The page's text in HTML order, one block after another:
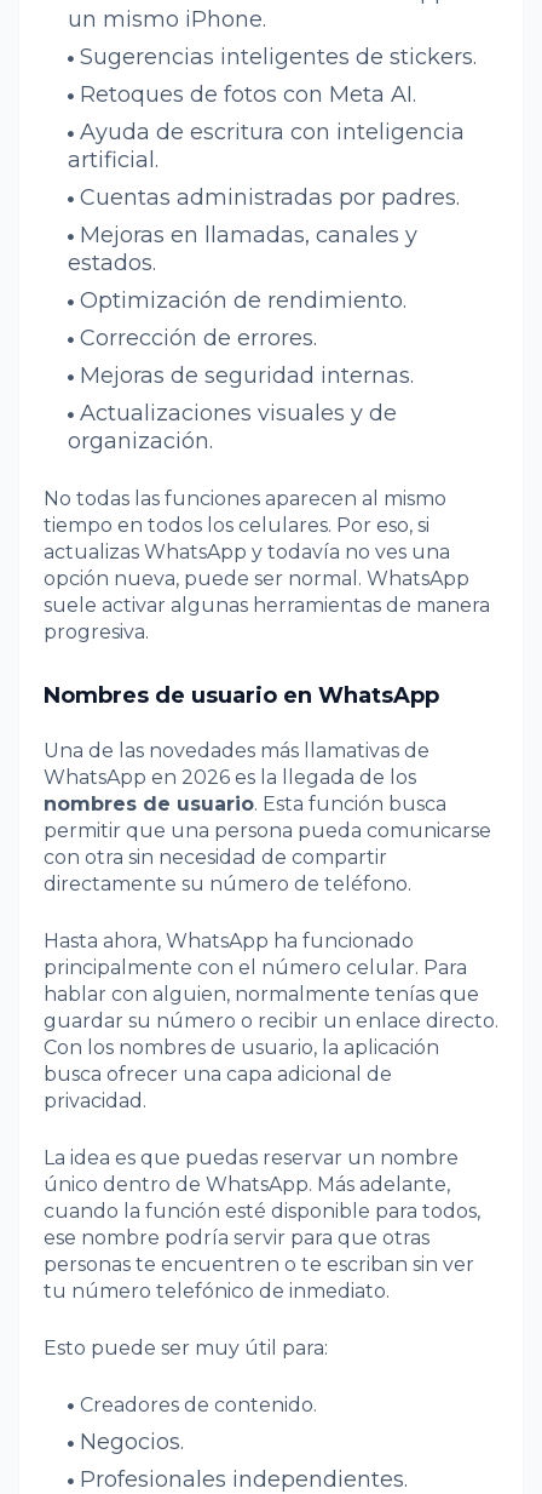
un mismo iPhone.
Sugerencias inteligentes de stickers.
Retoques de fotos con Meta AI.
Ayuda de escritura con inteligencia
artificial.
Cuentas administradas por padres.
Mejoras en llamadas, canales y
estados.
Optimización de rendimiento.
Corrección de errores.
Mejoras de seguridad internas.
Actualizaciones visuales y de
organización.
No todas las funciones aparecen al mismo
tiempo en todos los celulares. Por eso, si
actualizas WhatsApp y todavía no ves una
opción nueva, puede ser normal. WhatsApp
suele activar algunas herramientas de manera
progresiva.
Nombres de usuario en WhatsApp
Una de las novedades más llamativas de
WhatsApp en 2026 es la llegada de los
nombres de usuario. Esta función busca
permitir que una persona pueda comunicarse
con otra sin necesidad de compartir
directamente su número de teléfono.
Hasta ahora, WhatsApp ha funcionado
principalmente con el número celular. Para
hablar con alguien, normalmente tenías que
guardar su número o recibir un enlace directo.
Con los nombres de usuario, la aplicación
busca ofrecer una capa adicional de
privacidad.
La idea es que puedas reservar un nombre
único dentro de WhatsApp. Más adelante,
cuando la función esté disponible para todos,
ese nombre podría servir para que otras
personas te encuentren o te escriban sin ver
tu número telefónico de inmediato.
Esto puede ser muy útil para:
Creadores de contenido.
Negocios.
Profesionales independientes.